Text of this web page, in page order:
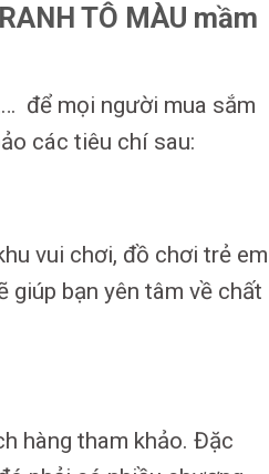
TÔ MÀU mầm
để mọi người mua sắm
các tiêu chí sau:
vui chơi, đồ chơi trẻ em
giúp bạn yên tâm về chất
hàng tham khảo. Đặc